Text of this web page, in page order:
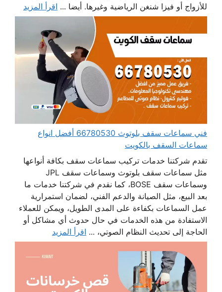
للأزواج أو فيزا شنغن الرياضية وغيرها. أيضا ... اقرأ المزيد
فني سماعات سقف بلوتوث 66780530 أفضل انواع
سماعات السقف بالكويت
تقدم شركتنا خدمات تركيب سماعات سقف بكافة أنواعها
مثل سماعات سقف بلوتوث وسماعات سقف JPL
وسماعات سقف BOSE، كما نقدم في شركتنا خدمات ما
بعد البيع، مثل الصيانة والدعم الفني، لضمان استمرارية
عمل السماعات بكفاءة على المدى الطويل، ويمكن للعملاء
الاستفادة من هذه الخدمات في حال حدوث أي مشاكل أو
الحاجة إلى تحديث النظام الصوتي، ... اقرأ المزيد